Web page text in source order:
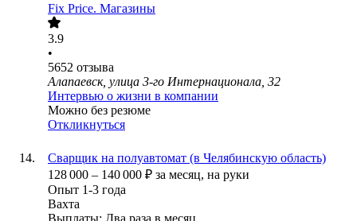
Fix Price. Магазины
3.9
•
5652 отзыва
Алапаевск, улица 3-го Интернационала, 32
Интервью о жизни в компании
Можно без резюме
Откликнуться
Сварщик на полуавтомат (в Челябинскую область)
128 000 – 140 000 ₽ за месяц, на руки
Опыт 1-3 года
Вахта